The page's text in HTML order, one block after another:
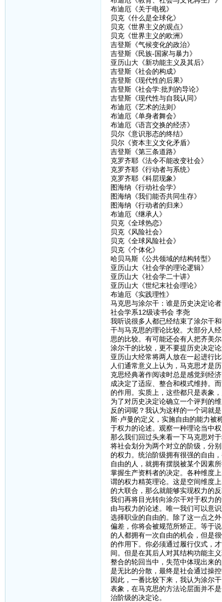
布迪厄《关于电视》
贝克《什么是全球化》
贝克《世界主义的观点》
贝克《世界主义的欧洲》
吉登斯《气候变化的政治》
吉登斯《民族-国家与暴力》
亚历山大《新功能主义及其后》
吉登斯《社会的构成》
吉登斯《现代性的后果》
吉登斯《社会学:批判的导论》
吉登斯《现代性与自我认同》
布迪厄《艺术的法则》
布迪厄《单身者舞会》
布迪厄《语言交换的经济》
贝尔《意识形态的终结》
贝尔《资本主义文化矛盾》
吉登斯《第三条道路》
克罗齐耶《法令不能改变社会》
克罗齐耶《行动者与系统》
克罗齐耶《科层现象》
图海纳《行动社会学》
图海纳《我们能否共同生存》
图海纳《行动者的归来》
布迪厄《继承人》
贝克《全球热恋》
贝克《风险社会》
贝克《全球风险社会》
贝克《个体化》
哈贝马斯《公共领域的结构转型》
亚历山大《社会学的理论逻辑》
亚历山大《社会学二十讲》
亚历山大《世纪末社会理论》
布迪厄《实践理性》
马克思与涂尔干：谁是历史决定论者
社会学系12级读书会 李尧
我听说很多人都已经结束了涂尔干
干与马克思的理论比较。大部分人
思的比较。有可能还会有人把齐美
涂尔干的比较，更不要提历史决定
亚历山大经常将两人放在一起进行
人们通常意义上认为，马克思才是
克思经典著作阅读时总是感觉到经
成决定了适应、整合和模式维持。
的作用。实质上，这些都只是表象
为了对历史决定论确立一个评判的
反的词呢？我认为这样的一个词就
斯·卢曼的定义，实施自由的能力被
于权力的论述。观察一种理论当中
那么我们回过头来看一下马克思对
将社会划分为两个对立的阶级，分
的权力。统治阶级拥有很强的自由
自由的人，就拥有摆脱被某个因素
掌握生产资料者的决定。各种维度
谓的权力精英理论。这是空间维度
的大联合，那么就能够实现权力的
我们再将目光转向涂尔干对于权力
由与权力的论述。唯一我们可以意
选择职业的自由的。除了这一点之
偏差，你将会被规范所矫正。等于
的人都拥有一次自由的机会，但是
的作用下。你必须通过履行仪式，
间。但是在其后人对其结构功能主
整合的轮回当中，失范中体现出来
是无比的分散，最终是社会通过操
因此，一番比较下来，我认为涂尔
表象，在马克思的方法论层面并不
治阶级的决定论。